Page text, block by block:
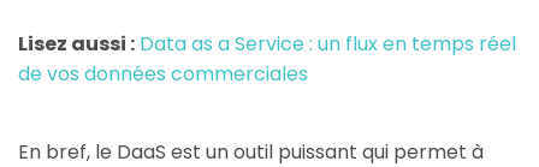
Lisez aussi : Data as a Service : un flux en temps réel
de vos données commerciales
En bref, le DaaS est un outil puissant qui permet à